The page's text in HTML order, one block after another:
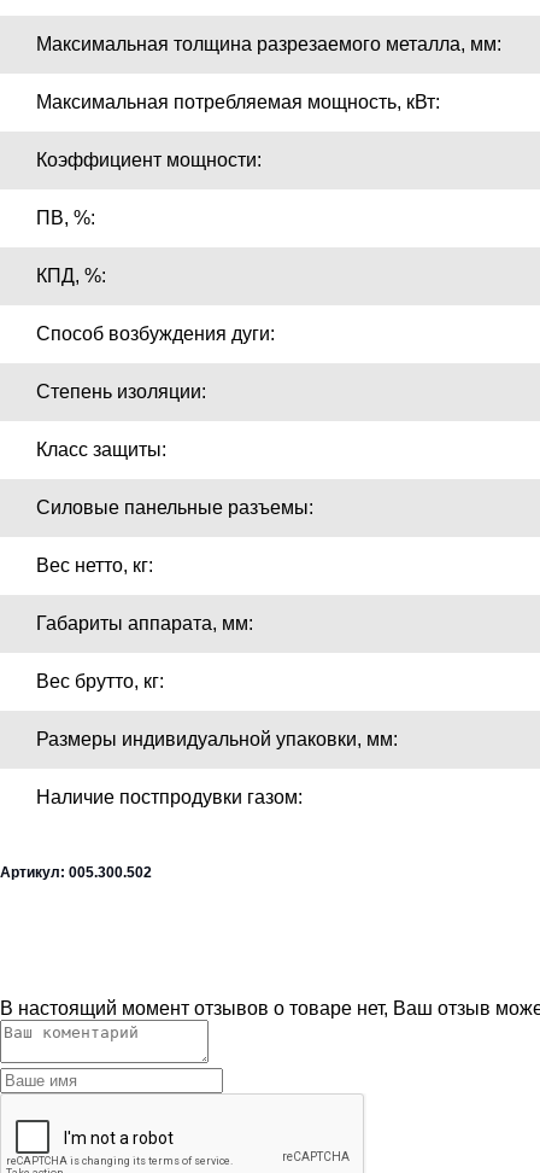
Максимальная толщина разрезаемого металла, мм:
Максимальная потребляемая мощность, кВт:
Коэффициент мощности:
ПВ, %:
КПД, %:
Способ возбуждения дуги:
Степень изоляции:
Класс защиты:
Силовые панельные разъемы:
Вес нетто, кг:
Габариты аппарата, мм:
Вес брутто, кг:
Размеры индивидуальной упаковки, мм:
Наличие постпродувки газом:
Артикул: 005.300.502
В настоящий момент отзывов о товаре нет, Ваш отзыв